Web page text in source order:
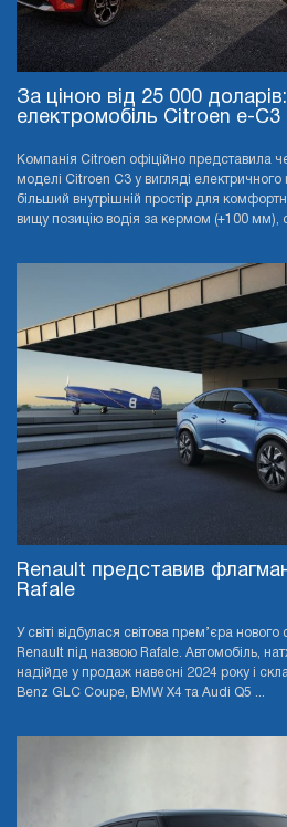
За ціною від 25 000
електромобіль Citroen e-C3
Компанія Citroen офіційно представила
моделі Citroen C3 у вигляді
більший внутрішній простір для
вищу позицію водія за кермом (+100 мм),
Renault представив
Rafale
У світі відбулася світова прем’єра
Renault під назвою Rafale. Автомобіль,
надійде у продаж навесні 2024 року і
Benz GLC Coupe, BMW X4 та Audi Q5 ...